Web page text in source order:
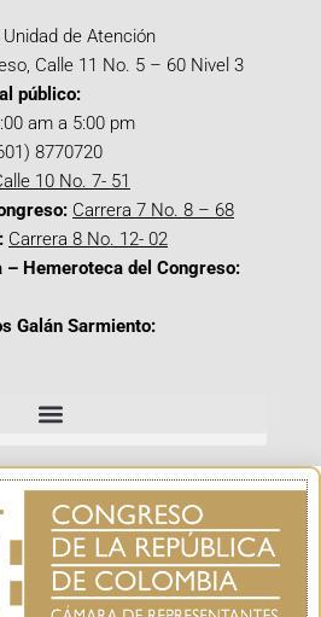
Unidad de Atención
Calle 11 No. 5 – 60 Nivel 3
público:
am a 5:00 pm
8770720
10 No. 7- 51
Carrera 7 No. 8 – 68
Carrera 8 No. 12- 02
– Hemeroteca del Congreso:
Galán Sarmiento: